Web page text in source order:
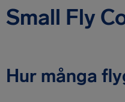
Small Fly
Hur många